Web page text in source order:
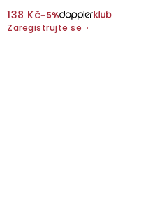
138 Kč−5%
Zaregistrujte se ›